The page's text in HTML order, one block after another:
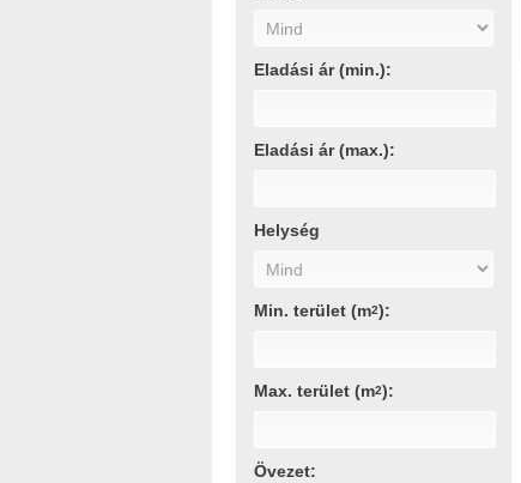
Eladási ár (min.):
Eladási ár (max.):
Helység
Min. terület (m2):
Max. terület (m2):
Övezet: